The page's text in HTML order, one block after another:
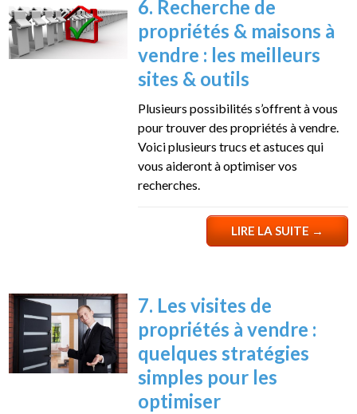
6. Recherche de
propriétés & maisons à
vendre : les meilleurs
sites & outils
Plusieurs possibilités s’offrent à vous
pour trouver des propriétés à vendre.
Voici plusieurs trucs et astuces qui
vous aideront à optimiser vos
recherches.
LIRE LA SUITE→
7. Les visites de
propriétés à vendre :
quelques stratégies
simples pour les
optimiser